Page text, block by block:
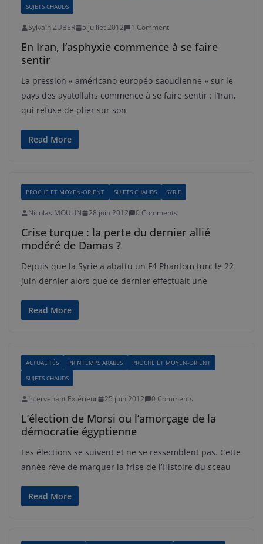
SUJETS CHAUDS
Sylvain ZUBER 5 juillet 2012 1 Comment
En Iran, l’asphyxie commence à se faire
sentir
La pression « américano-européo-saoudienne » sur le
pays des ayatollahs commence à se faire sentir : l’Iran,
qui refuse de plier sur son
Read More
PROCHE ET MOYEN-ORIENT SUJETS CHAUDS SYRIE
Nicolas MOULIN 28 juin 2012 0 Comments
Crise turque : la perte du dernier allié
modéré de Damas ?
Depuis que la Syrie a abattu un F4 Phantom turc le 22
juin dernier alors que ce dernier effectuait une
Read More
ACTUALITÉS PRINTEMPS ARABES
PROCHE ET MOYEN-ORIENT
SUJETS CHAUDS
Intervenant Extérieur 25 juin 2012 0 Comments
L’élection de Morsi ou l’amorçage de la
démocratie égyptienne
Les élections se suivent et ne se ressemblent pas. Cette
année rêve de marquer la frise de l’Histoire du sceau
Read More